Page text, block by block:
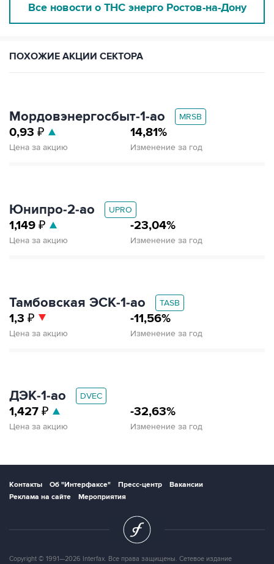
Все новости о ТНС энерго Ростов-на-Дону
ПОХОЖИЕ АКЦИИ СЕКТОРА
Мордовэнергосбыт‑1‑ао MRSB
0,93 ₽
Цена за акцию
14,81%
Изменение за год
Юнипро‑2‑ао UPRO
1,149 ₽
Цена за акцию
-23,04%
Изменение за год
Тамбовская ЭСК‑1‑ао TASB
1,3 ₽
Цена за акцию
-11,56%
Изменение за год
ДЭК‑1‑ао DVEC
1,427 ₽
Цена за акцию
-32,63%
Изменение за год
Контакты Об "Интерфаксе" Пресс-центр
Вакансии
Реклама на сайте
Мероприятия
Copyright © 1991—2026 Interfax. Все права защищены. Сетевое издание